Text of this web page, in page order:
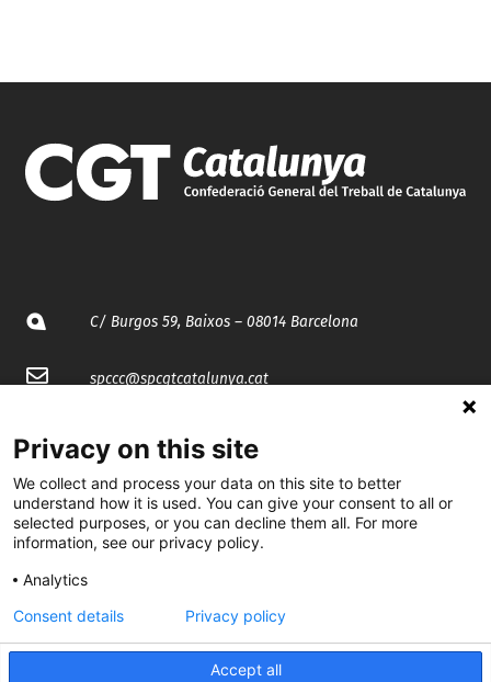
C/ Burgos 59, Baixos – 08014 Barcelona
spccc@spcgtcatalunya.cat
@CGTCatalunya
cgtcatalunya
CGTCatalunya
cgtcatalunya
Privacy on this site
We collect and process your data on this site to better
understand how it is used. You can give your consent to all or
selected purposes, or you can decline them all. For more
information, see our privacy policy.
Analytics
Accept all
Consent details Privacy policy